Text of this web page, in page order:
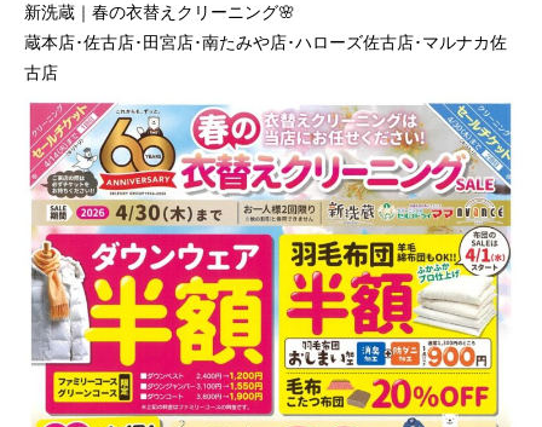
新洗蔵｜春の衣替えクリーニング🌸
蔵本店･佐古店･田宮店･南たみや店･ハローズ佐古店･マルナカ佐
古店